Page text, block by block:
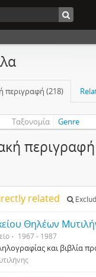
περιγραφή (218)
Ταξονομία Genre
related
Θηλέων
1967 - 1987
και βιβλία